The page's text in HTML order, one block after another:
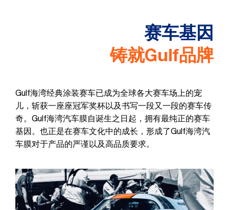
赛车基因
铸就Gulf品牌
Gulf海湾经典涂装赛车已成为全球各大赛车场上的宠
儿，斩获一座座冠军奖杯以及书写一段又一段的赛车传
奇。Gulf海湾汽车膜自诞生之日起，拥有最纯正的赛车
基因。也正是在赛车文化中的成长，形成了Gulf海湾汽
车膜对于产品的严谨以及高品质要求。